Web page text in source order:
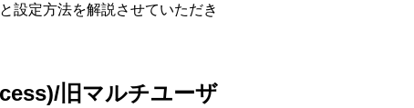
設定方法を解説させていただき
旧マルチユーザ